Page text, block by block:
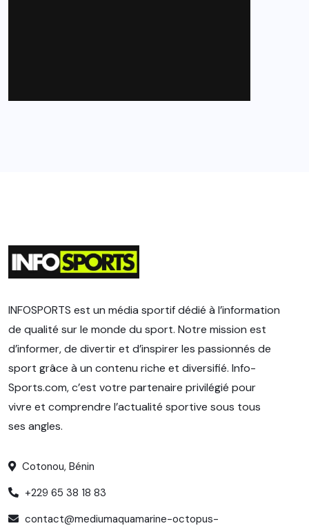
INFOSPORTS est un média sportif dédié à l’information
de qualité sur le monde du sport. Notre mission est
d’informer, de divertir et d’inspirer les passionnés de
sport grâce à un contenu riche et diversifié. Info-
Sports.com, c’est votre partenaire privilégié pour
vivre et comprendre l’actualité sportive sous tous
ses angles.
Cotonou, Bénin
+229 65 38 18 83
contact@mediumaquamarine-octopus-